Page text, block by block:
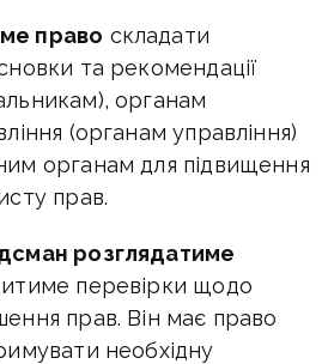
право складати
та рекомендації
органам
(органам управління)
органам для підвищення
прав.
розглядатиме
перевірки щодо
прав. Він має право
необхідну